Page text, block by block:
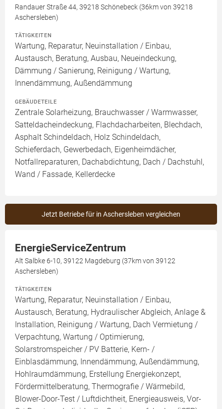
Randauer Straße 44, 39218 Schönebeck (36km von 39218
Aschersleben)
TÄTIGKEITEN
Wartung, Reparatur, Neuinstallation / Einbau,
Austausch, Beratung, Ausbau, Neueindeckung,
Dämmung / Sanierung, Reinigung / Wartung,
Innendämmung, Außendämmung
GEBÄUDETEILE
Zentrale Solarheizung, Brauchwasser / Warmwasser,
Satteldacheindeckung, Flachdacharbeiten, Blechdach,
Asphalt Schindeldach, Holz Schindeldach,
Schieferdach, Gewerbedach, Eigenheimdächer,
Notfallreparaturen, Dachabdichtung, Dach / Dachstuhl,
Wand / Fassade, Kellerdecke
Jetzt Betriebe für in Aschersleben vergleichen
EnergieServiceZentrum
Alt Salbke 6-10, 39122 Magdeburg (37km von 39122
Aschersleben)
TÄTIGKEITEN
Wartung, Reparatur, Neuinstallation / Einbau,
Austausch, Beratung, Hydraulischer Abgleich, Anlage &
Installation, Reinigung / Wartung, Dach Vermietung /
Verpachtung, Wartung / Optimierung,
Solarstromspeicher / PV Batterie, Kern- /
Einblasdämmung, Innendämmung, Außendämmung,
Hohlraumdämmung, Erstellung Energiekonzept,
Fördermittelberatung, Thermografie / Wärmebild,
Blower-Door-Test / Luftdichtheit, Energieausweis, Vor-